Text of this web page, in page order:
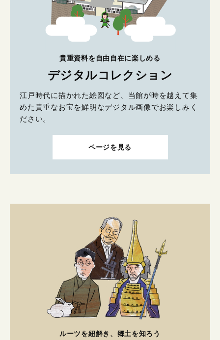
貴重資料を自由自在に楽しめる
デジタルコレクション
江戸時代に描かれた絵図など、当館が時を越えて集
めた貴重なお宝を鮮明なデジタル画像でお楽しみく
ださい。
ページを見る
ルーツを紐解き、郷土を知ろう